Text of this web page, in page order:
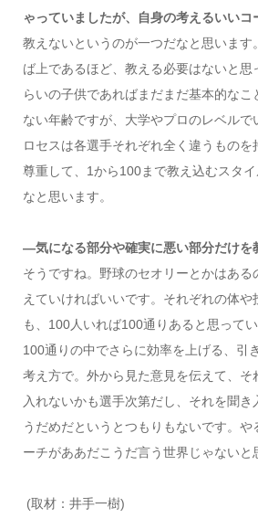
ゃっていましたが、自身の考えるいいコ
教えないというのが一つだなと思います
ば上であるほど、教える必要はないと思
らいの子供であればまだまだ基本的なこ
ない年齢ですが、大学やプロのレベルで
ロセスは各選手それぞれ全く違うものを
尊重して、1から100まで教え込むスタ
なと思います。
—気になる部分や確実に悪い部分だけを
そうですね。野球のセオリーとかはある
えていければいいです。それぞれの体や
も、100人いれば100通りあると思って
100通りの中でさらに効率を上げる、引
考え方で。外から見た意見を伝えて、そ
入れないかも選手次第だし、それを聞き
うだめだというとつもりもないです。や
ーチがああだこうだ言う世界じゃないと
(取材：井手一樹)